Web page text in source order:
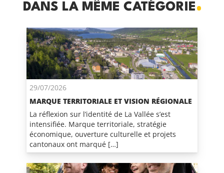
DANS LA MÊME CATÉGORIE
29/07/2026
MARQUE TERRITORIALE ET VISION RÉGIONALE
La réflexion sur l’identité de La Vallée s’est
intensifiée. Marque territoriale, stratégie
économique, ouverture culturelle et projets
cantonaux ont marqué […]